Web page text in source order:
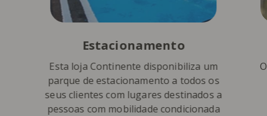
Estacionamento
Esta loja Continente disponibiliza um
parque de estacionamento a todos os
seus clientes com lugares destinados a
pessoas com mobilidade condicionada